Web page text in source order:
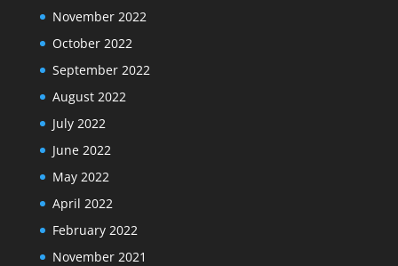
November 2022
October 2022
September 2022
August 2022
July 2022
June 2022
May 2022
April 2022
February 2022
November 2021